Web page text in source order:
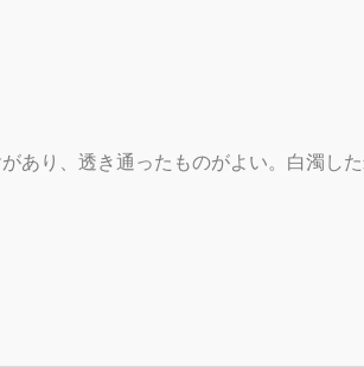
あり、透き通ったものがよい。白濁し